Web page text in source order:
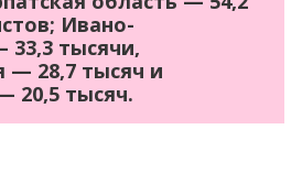
Ивано-
33,3 тысячи,
— 28,7 тысяч и
20,5 тысяч.